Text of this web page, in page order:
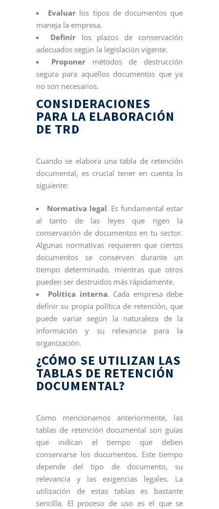
Evaluar los tipos de documentos que
maneja la empresa.
Definirlos plazos de conservación
adecuados según la legislación vigente.
Proponermétodos de destrucción
segura para aquellos documentos que ya
no son necesarios.
CONSIDERACIONES
PARA LA ELABORACIÓN
DE TRD
Cuando se elabora una tabla de retención
documental, es crucial tener en cuenta lo
siguiente:
Normativa legal. Es fundamental estar
al tanto de las leyes que rigen la
conservación de documentos en tu sector.
Algunas normativas requieren que ciertos
documentos se conserven durante un
tiempo determinado, mientras que otros
pueden ser destruidos más rápidamente.
Política interna. Cada empresa debe
definir su propia política de retención, que
puede variar según la naturaleza de la
información y su relevancia para la
organización.
¿CÓMO SE UTILIZAN LAS
TABLAS DE RETENCIÓN
DOCUMENTAL?
Como mencionamos anteriormente, las
tablas de retención documental son guías
que indican el tiempo que deben
conservarse los documentos. Este tiempo
depende del tipo de documento, su
relevancia y las exigencias legales. La
utilización de estas tablas es bastante
sencilla. El proceso de uso es el que se